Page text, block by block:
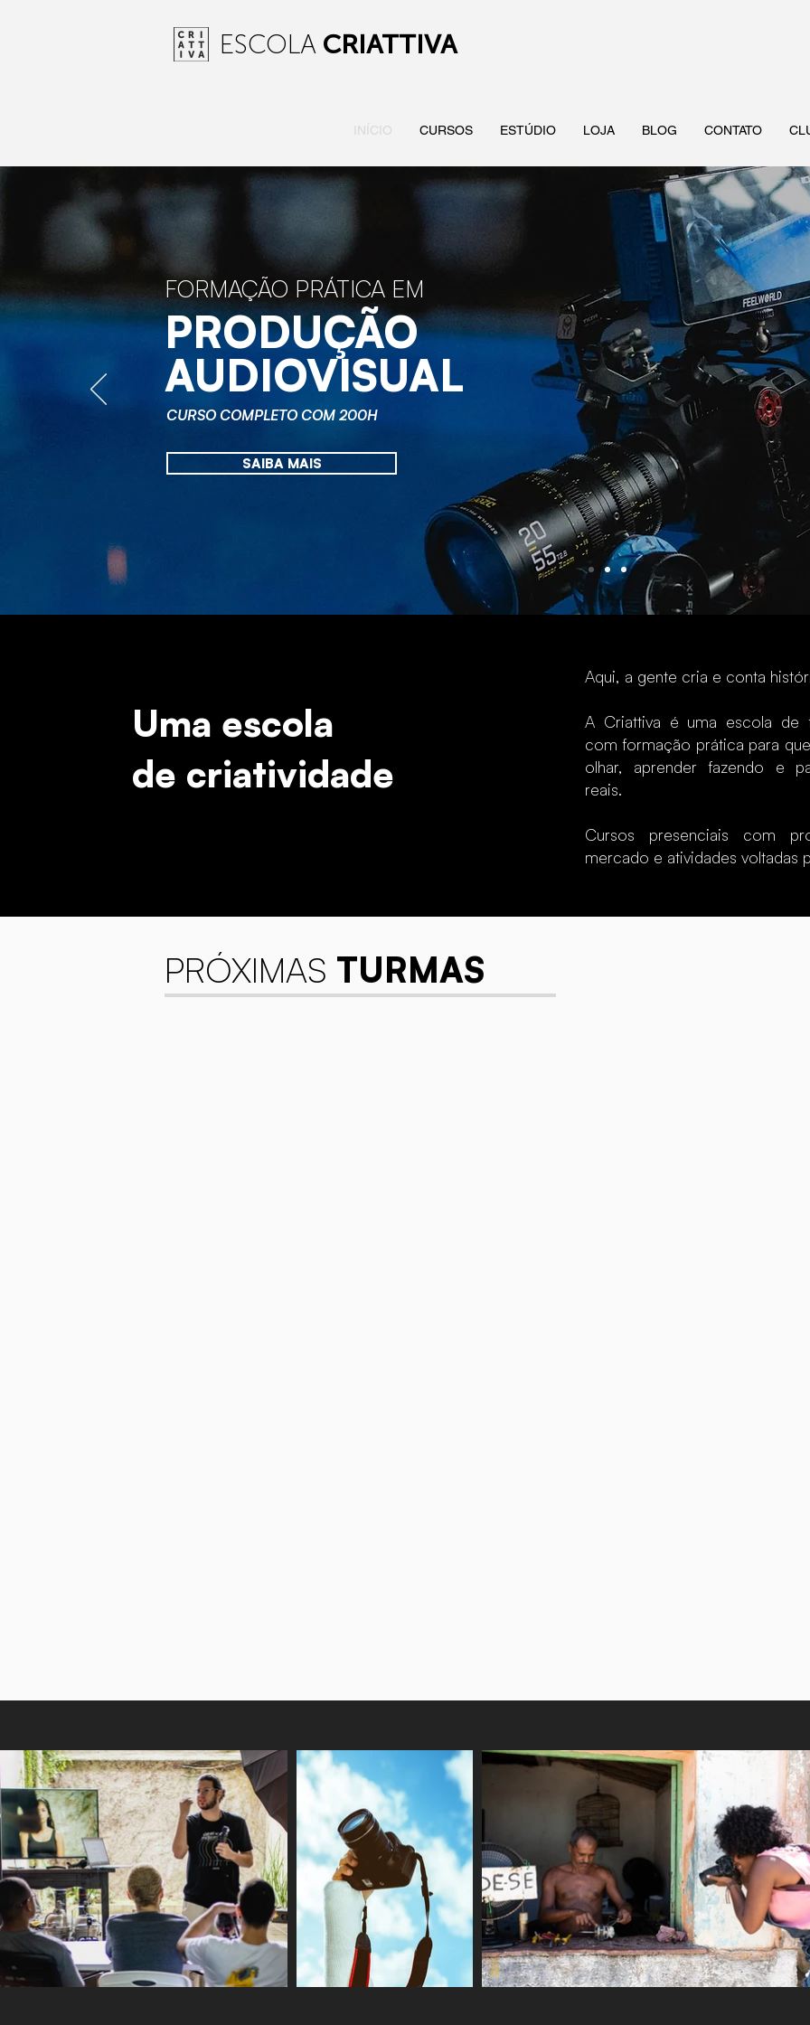
ESCOLA CRIATTIVA
INÍCIO CURSOS ESTÚDIO LOJA BLOG CONTATO
FORMAÇÃO PRÁTICA EM
PRODUÇÃO
AUDIOVISUAL
CURSO COMPLETO COM 200H
SAIBA MAIS
Uma escola
de criatividade
Aqui, a gente cria e conta
A Criattiva é uma escola de
com formação prática para
olhar, aprender fazendo e
reais.
Cursos presenciais com
mercado e atividades voltadas
PRÓXIMAS TURMAS